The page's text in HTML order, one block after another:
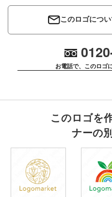
このロゴにつ
お電話で、このロゴ
このロゴを
ナーの